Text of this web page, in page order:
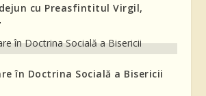
cu Preasfintitul Virgil,
în Doctrina Socială a Bisericii